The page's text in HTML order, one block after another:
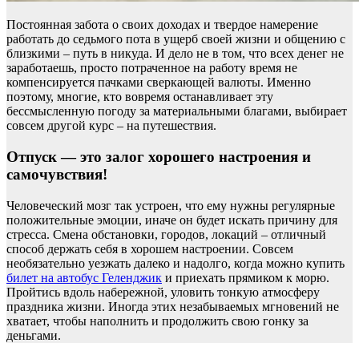
Постоянная забота о своих доходах и твердое намерение
работать до седьмого пота в ущерб своей жизни и общению с
близкими – путь в никуда. И дело не в том, что всех денег не
заработаешь, просто потраченное на работу время не
компенсируется пачками сверкающей валюты. Именно
поэтому, многие, кто вовремя останавливает эту
бессмысленную погоду за материальными благами, выбирает
совсем другой курс – на путешествия.
Отпуск — это залог хорошего настроения и
самочувствия!
Человеческий мозг так устроен, что ему нужны регулярные
положительные эмоции, иначе он будет искать причину для
стресса. Смена обстановки, городов, локаций – отличный
способ держать себя в хорошем настроении. Совсем
необязательно уезжать далеко и надолго, когда можно купить
билет на автобус Геленджик и приехать прямиком к морю.
Пройтись вдоль набережной, уловить тонкую атмосферу
праздника жизни. Иногда этих незабываемых мгновений не
хватает, чтобы наполнить и продолжить свою гонку за
деньгами.